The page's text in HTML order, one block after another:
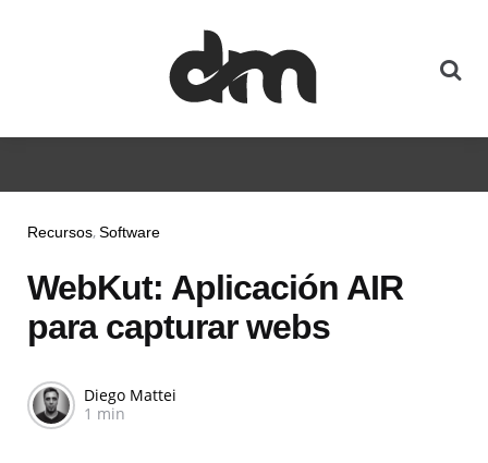
Recursos Software
WebKut: Aplicación AIR
para capturar webs
Diego Mattei
1 min